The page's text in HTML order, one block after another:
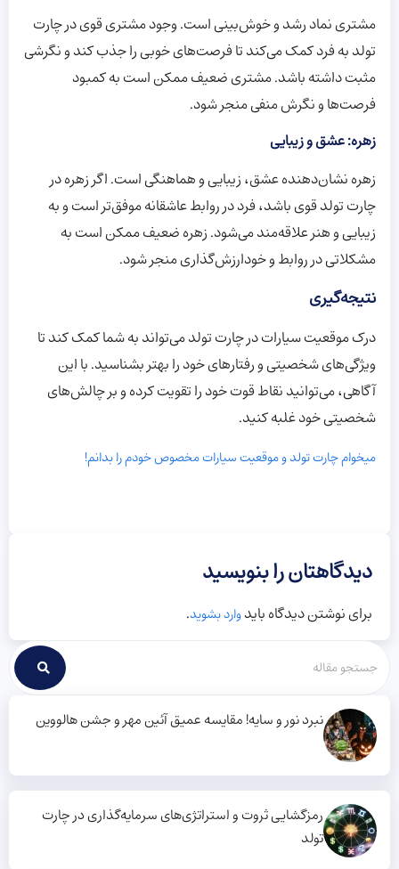
مشتری نماد رشد و خوش‌بینی است. وجود مشتری قوی در چارت
تولد به فرد کمک می‌کند تا فرصت‌های خوبی را جذب کند و نگرشی
مثبت داشته باشد. مشتری ضعیف ممکن است به کمبود
فرصت‌ها و نگرش منفی منجر شود.
زهره: عشق و زیبایی
زهره نشان‌دهنده عشق، زیبایی و هماهنگی است. اگر زهره در
چارت تولد قوی باشد، فرد در روابط عاشقانه موفق‌تر است و به
زیبایی و هنر علاقه‌مند می‌شود. زهره ضعیف ممکن است به
مشکلاتی در روابط و خودارزش‌گذاری منجر شود.
نتیجه‌گیری
درک موقعیت سیارات در چارت تولد می‌تواند به شما کمک کند تا
ویژگی‌های شخصیتی و رفتارهای خود را بهتر بشناسید. با این
آگاهی، می‌توانید نقاط قوت خود را تقویت کرده و بر چالش‌های
شخصیتی خود غلبه کنید.
میخوام چارت تولد و موقعیت سیارات مخصوص خودم را بدانم!
دیدگاهتان را بنویسید
برای نوشتن دیدگاه بایدوارد بشوید.
نبرد نور و سایه! مقایسه عمیق آئین مهر و جشن هالووین
رمزگشایی ثروت و استراتژی‌های سرمایه‌گذاری در چارت
تولد